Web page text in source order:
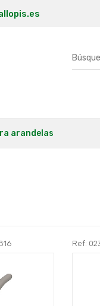
arandelas
Ref: